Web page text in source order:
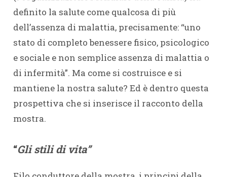
definito la salute come qualcosa di più
dell’assenza di malattia, precisamente: “uno
stato di completo benessere fisico, psicologico
e sociale e non semplice assenza di malattia o
di infermità”. Ma come si costruisce e si
mantiene la nostra salute? Ed è dentro questa
prospettiva che si inserisce il racconto della
mostra.
“Gli stili di vita”